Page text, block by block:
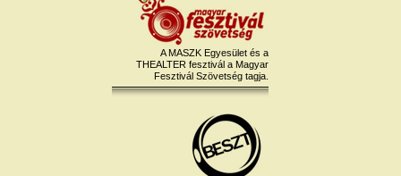
A MASZK Egyesület és a
THEALTER fesztivál a Magyar
Fesztivál Szövetség tagja.